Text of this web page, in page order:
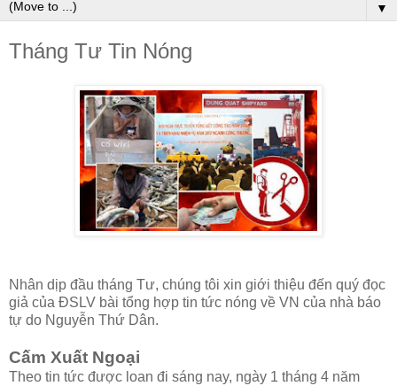
▼
Tháng Tư Tin Nóng
Nhân dịp đầu tháng Tư, chúng tôi xin giới thiệu đến quý đọc
giả của ĐSLV bài tổng hợp tin tức nóng về VN của nhà báo
tự do Nguyễn Thứ Dân.
Cấm Xuất Ngoại
Theo tin tức được loan đi sáng nay, ngày 1 tháng 4 năm